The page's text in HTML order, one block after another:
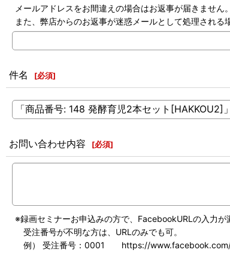
メールアドレスをお間違えの場合はお返事が届きません
また、弊店からのお返事が迷惑メールとして処理される
件名 [必須]
お問い合わせ内容 [必須]
※録画セミナーお申込みの方で、FacebookURLの入力が
受注番号が不明な方は、URLのみでも可。
例） 受注番号：0001 https://